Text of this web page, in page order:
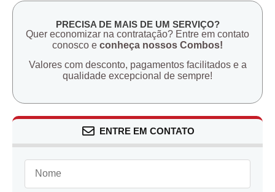
PRECISA DE MAIS DE UM SERVIÇO?
Quer economizar na contratação? Entre em contato
conosco e conheça nossos Combos!
Valores com desconto, pagamentos facilitados e a
qualidade excepcional de sempre!
ENTRE EM CONTATO